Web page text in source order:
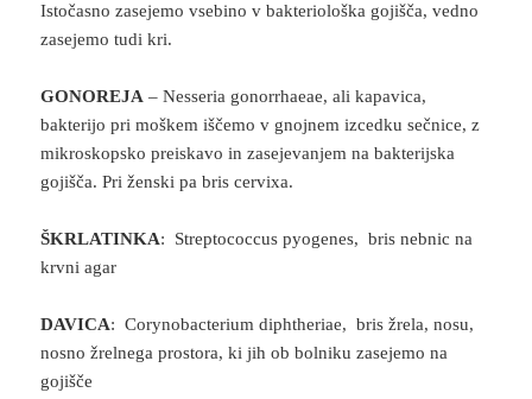
Istočasno zasejemo vsebino v bakteriološka gojišča, vedno
zasejemo tudi kri.
GONOREJA – Nesseria gonorrhaeae, ali kapavica,
bakterijo pri moškem iščemo v gnojnem izcedku sečnice, z
mikroskopsko preiskavo in zasejevanjem na bakterijska
gojišča. Pri ženski pa bris cervixa.
ŠKRLATINKA: Streptococcus pyogenes, bris nebnic na
krvni agar
DAVICA: Corynobacterium diphtheriae, bris žrela, nosu,
nosno žrelnega prostora, ki jih ob bolniku zasejemo na
gojišče